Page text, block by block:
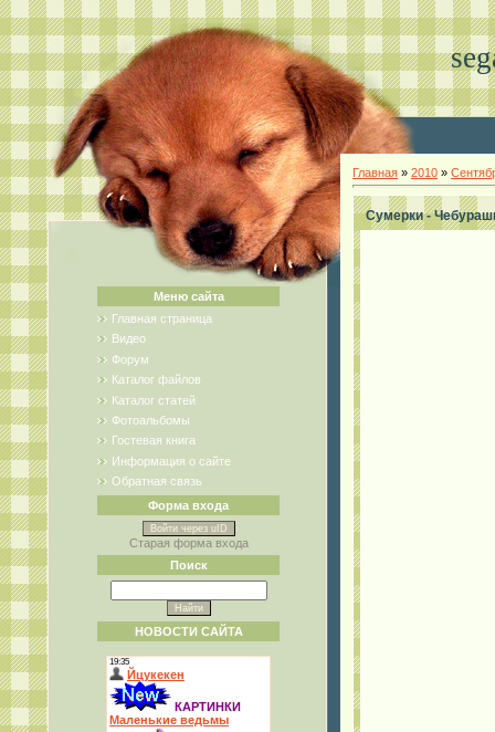
Меню сайта
Главная страница
Видео
Форум
Каталог файлов
Каталог статей
Фотоальбомы
Гостевая книга
Информация о сайте
Обратная связь
Форма входа
Войти через uID
Старая форма входа
Поиск
НОВОСТИ САЙТА
Главная » 2010 »
Сумерки -